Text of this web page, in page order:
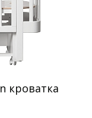
кроватка